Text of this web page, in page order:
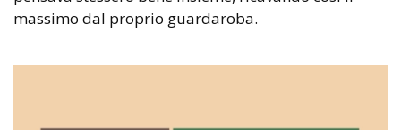
massimo dal proprio guardaroba.